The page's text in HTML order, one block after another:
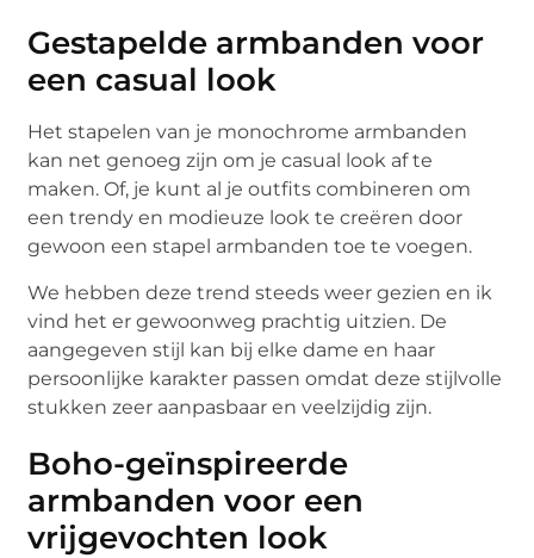
Gestapelde armbanden voor
een casual look
Het stapelen van je monochrome armbanden
kan net genoeg zijn om je casual look af te
maken. Of, je kunt al je outfits combineren om
een trendy en modieuze look te creëren door
gewoon een stapel armbanden toe te voegen.
We hebben deze trend steeds weer gezien en ik
vind het er gewoonweg prachtig uitzien. De
aangegeven stijl kan bij elke dame en haar
persoonlijke karakter passen omdat deze stijlvolle
stukken zeer aanpasbaar en veelzijdig zijn.
Boho-geïnspireerde
armbanden voor een
vrijgevochten look